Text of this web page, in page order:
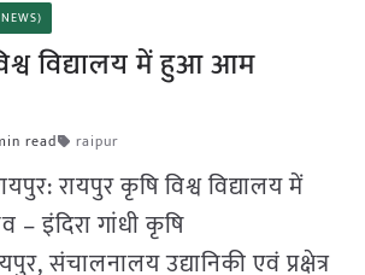
विद्यालय में हुआ आम
read raipur
रायपुर कृषि विश्व विद्यालय में
इंदिरा गांधी कृषि
संचालनालय उद्यानिकी एवं प्रक्षेत्र